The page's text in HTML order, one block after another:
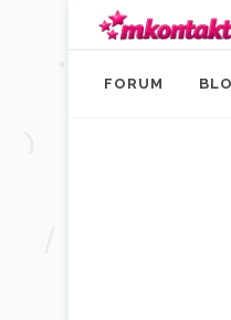
FORUM